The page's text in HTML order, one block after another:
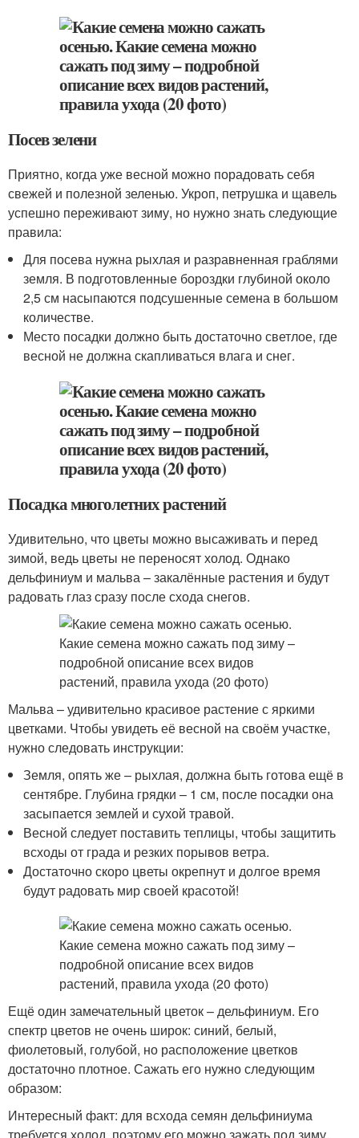
Посев зелени
Приятно, когда уже весной можно порадовать себя
свежей и полезной зеленью. Укроп, петрушка и щавель
успешно переживают зиму, но нужно знать следующие
правила:
Для посева нужна рыхлая и разравненная граблями
земля. В подготовленные бороздки глубиной около
2,5 см насыпаются подсушенные семена в большом
количестве.
Место посадки должно быть достаточно светлое, где
весной не должна скапливаться влага и снег.
Посадка многолетних растений
Удивительно, что цветы можно высаживать и перед
зимой, ведь цветы не переносят холод. Однако
дельфиниум и мальва – закалённые растения и будут
радовать глаз сразу после схода снегов.
Мальва – удивительно красивое растение с яркими
цветками. Чтобы увидеть её весной на своём участке,
нужно следовать инструкции:
Земля, опять же – рыхлая, должна быть готова ещё в
сентябре. Глубина грядки – 1 см, после посадки она
засыпается землей и сухой травой.
Весной следует поставить теплицы, чтобы защитить
всходы от града и резких порывов ветра.
Достаточно скоро цветы окрепнут и долгое время
будут радовать мир своей красотой!
Ещё один замечательный цветок – дельфиниум. Его
спектр цветов не очень широк: синий, белый,
фиолетовый, голубой, но расположение цветков
достаточно плотное. Сажать его нужно следующим
образом:
Интересный факт: для всхода семян дельфиниума